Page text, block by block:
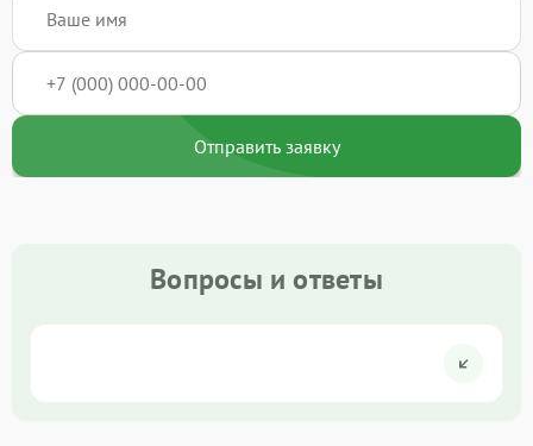
Отправить заявку
Вопросы и ответы